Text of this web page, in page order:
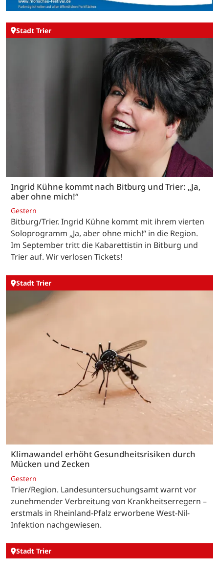
Stadt Trier
Ingrid Kühne kommt nach Bitburg und Trier: „Ja,
aber ohne mich!“
Gestern
Bitburg/Trier. Ingrid Kühne kommt mit ihrem vierten
Soloprogramm „Ja, aber ohne mich!“ in die Region.
Im September tritt die Kabarettistin in Bitburg und
Trier auf. Wir verlosen Tickets!
Stadt Trier
Klimawandel erhöht Gesundheitsrisiken durch
Mücken und Zecken
Gestern
Trier/Region. Landesuntersuchungsamt warnt vor
zunehmender Verbreitung von Krankheitserregern –
erstmals in Rheinland-Pfalz erworbene West-Nil-
Infektion nachgewiesen.
Stadt Trier